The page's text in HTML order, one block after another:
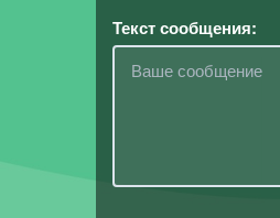
Текст сообщения: